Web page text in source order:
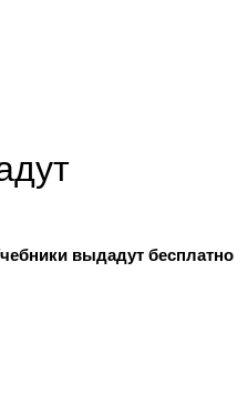
выдадут бесплатно